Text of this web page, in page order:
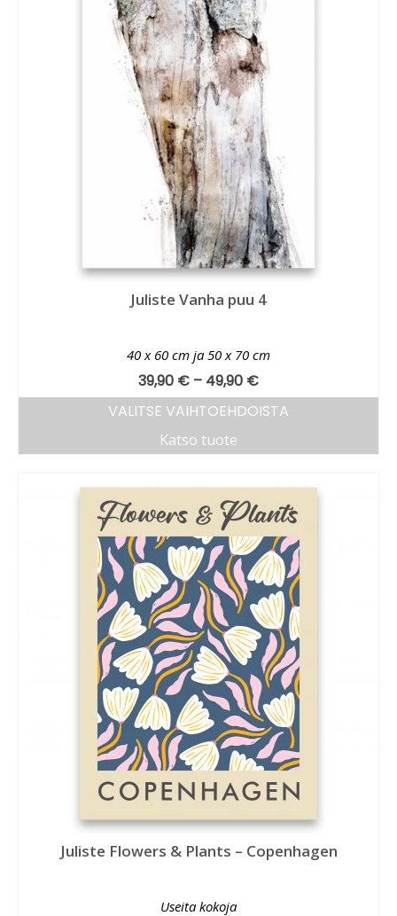
Juliste Vanha puu 4
40 x 60 cm ja 50 x 70 cm
39,90 € – 49,90 €
VALITSE VAIHTOEHDOISTA
Katso tuote
Juliste Flowers & Plants – Copenhagen
Useita kokoja